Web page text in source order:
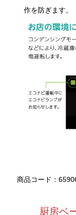
作を防ぎます。
商品コード：
厨房ベ